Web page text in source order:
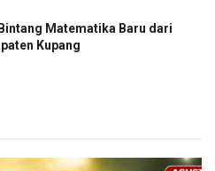
Matematika Baru dari
Kupang